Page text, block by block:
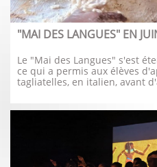
"MAI DES LANGUES" EN
Le "Mai des Langues" s'est
ce qui a permis aux élèves
tagliatelles, en italien, avant